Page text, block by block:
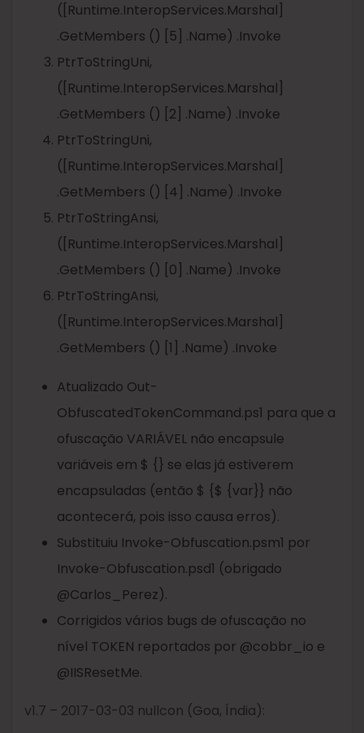
([Runtime.InteropServices.Marshal]
.GetMembers () [5] .Name) .Invoke
PtrToStringUni,
([Runtime.InteropServices.Marshal]
.GetMembers () [2] .Name) .Invoke
PtrToStringUni,
([Runtime.InteropServices.Marshal]
.GetMembers () [4] .Name) .Invoke
PtrToStringAnsi,
([Runtime.InteropServices.Marshal]
.GetMembers () [0] .Name) .Invoke
PtrToStringAnsi,
([Runtime.InteropServices.Marshal]
.GetMembers () [1] .Name) .Invoke
Atualizado Out-
ObfuscatedTokenCommand.ps1 para que a
ofuscação VARIÁVEL não encapsule
variáveis ​​em $ {} se elas já estiverem
encapsuladas (então $ {$ {var}} não
acontecerá, pois isso causa erros).
Substituiu Invoke-Obfuscation.psm1 por
Invoke-Obfuscation.psd1 (obrigado
@Carlos_Perez).
Corrigidos vários bugs de ofuscação no
nível TOKEN reportados por @cobbr_io e
@IISResetMe.
v1.7 – 2017-03-03 nullcon (Goa, Índia):